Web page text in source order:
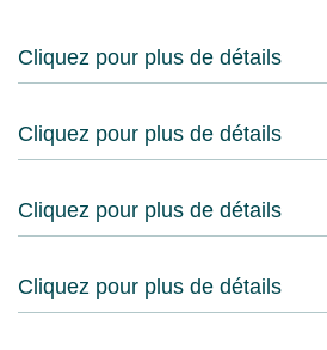
Cliquez pour plus de détails
Cliquez pour plus de détails
Cliquez pour plus de détails
Cliquez pour plus de détails